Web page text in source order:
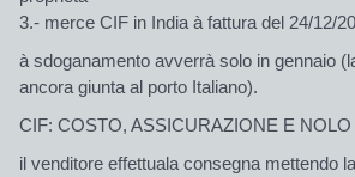
3.- merce CIF in India à fattura del 24/12/
à sdoganamento avverrà solo in gennaio
ancora giunta al porto Italiano).
CIF: COSTO, ASSICURAZIONE E NOLO
il venditore effettuala consegna mettendo